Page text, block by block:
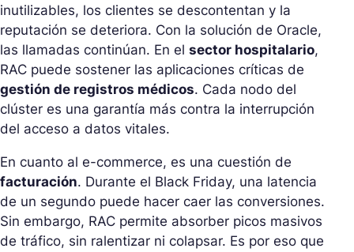
inutilizables, los clientes se descontentan y la
reputación se deteriora. Con la solución de Oracle,
las llamadas continúan. En el sector hospitalario,
RAC puede sostener las aplicaciones críticas de
gestión de registros médicos. Cada nodo del
clúster es una garantía más contra la interrupción
del acceso a datos vitales.
En cuanto al e-commerce, es una cuestión de
facturación. Durante el Black Friday, una latencia
de un segundo puede hacer caer las conversiones.
Sin embargo, RAC permite absorber picos masivos
de tráfico, sin ralentizar ni colapsar. Es por eso que